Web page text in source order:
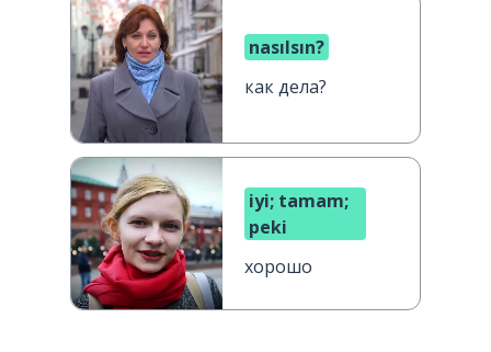
nasılsın?
как дела?
iyi; tamam;
peki
хорошо